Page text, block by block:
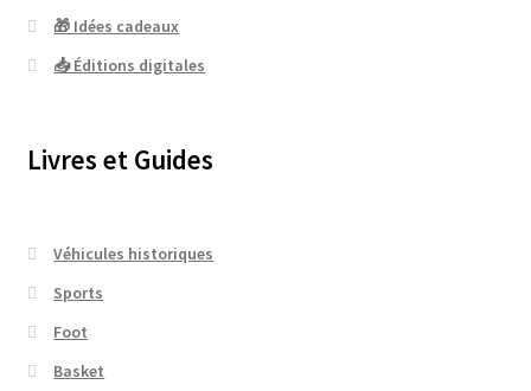
🎁 Idées cadeaux
📥 Éditions digitales
Livres et Guides
Véhicules historiques
Sports
Foot
Basket